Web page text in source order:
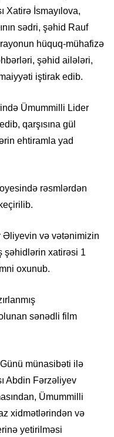
Xatirə İsmayılova,
sədri, şəhid Rauf
hüquq-mühafizə
şəhid ailələri,
iştirak edib.
Ümummilli Lider
qarşısına gül
ehtiramla yad
rəsmlərdən
Əliyevin və vətənimizin
şəhidlərin xatirəsi 1
oxunub.
sənədli film
münasibəti ilə
Abdin Fərzəliyev
Ümummilli
xidmətlərindən və
yetirilməsi